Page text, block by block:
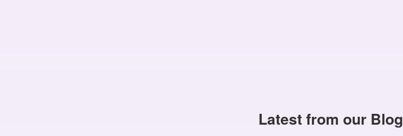
Latest from our Blog